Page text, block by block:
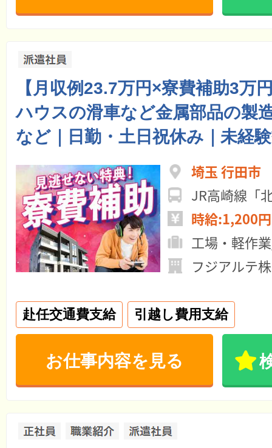
【月収例23.7万円×寮費補助3万
ハウスの滑車など金属部品の製
など｜日勤・土日祝休み｜未経
埼玉 行田市
JR高崎線「
時給:1,200
工場・軽作
フジアルテ
赴任交通費支給 引越し費用支給
お仕事内容を見る